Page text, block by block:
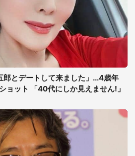
郎とデートして来ました」...4歳年
ョット 「40代にしか見えません!」